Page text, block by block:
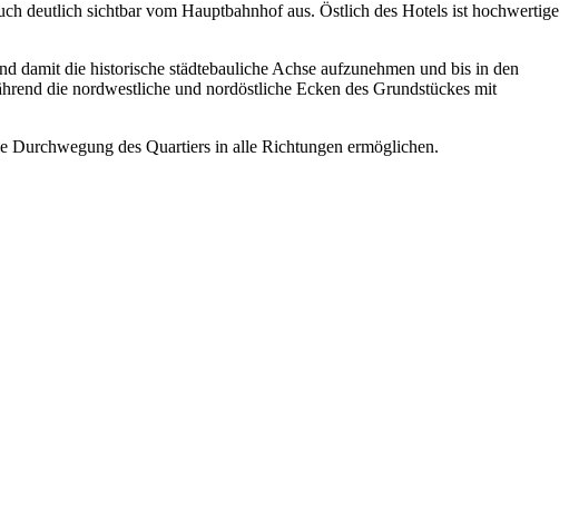
deutlich sichtbar vom Hauptbahnhof aus. Östlich des Hotels ist hochwertige
die historische städtebauliche Achse aufzunehmen und bis in den
die nordwestliche und nordöstliche Ecken des Grundstückes mit
Durchwegung des Quartiers in alle Richtungen ermöglichen.